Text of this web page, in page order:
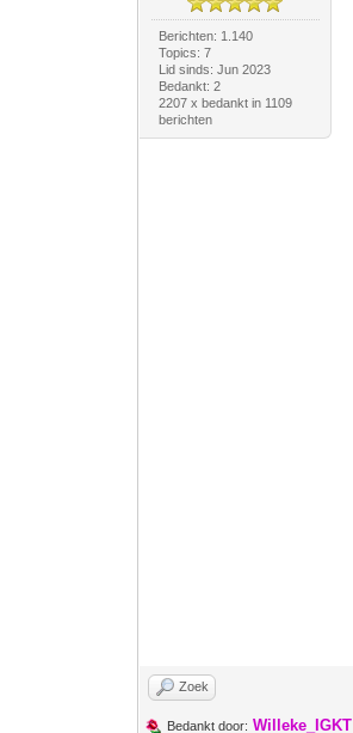
Berichten: 1.140
Topics: 7
Lid sinds: Jun 2023
Bedankt: 2
2207 x bedankt in 1109
berichten
Zoek
Bedankt door: Willeke_IGKT